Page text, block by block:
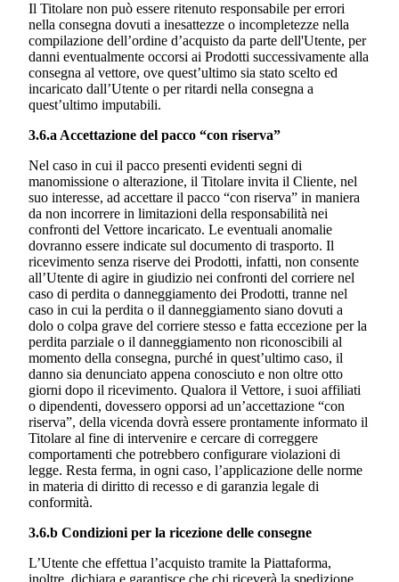
Il Titolare non può essere ritenuto responsabile per errori
nella consegna dovuti a inesattezze o incompletezze nella
compilazione dell’ordine d’acquisto da parte dell'Utente, per
danni eventualmente occorsi ai Prodotti successivamente alla
consegna al vettore, ove quest’ultimo sia stato scelto ed
incaricato dall’Utente o per ritardi nella consegna a
quest’ultimo imputabili.
3.6.a Accettazione del pacco “con riserva”
Nel caso in cui il pacco presenti evidenti segni di
manomissione o alterazione, il Titolare invita il Cliente, nel
suo interesse, ad accettare il pacco “con riserva” in maniera
da non incorrere in limitazioni della responsabilità nei
confronti del Vettore incaricato. Le eventuali anomalie
dovranno essere indicate sul documento di trasporto. Il
ricevimento senza riserve dei Prodotti, infatti, non consente
all’Utente di agire in giudizio nei confronti del corriere nel
caso di perdita o danneggiamento dei Prodotti, tranne nel
caso in cui la perdita o il danneggiamento siano dovuti a
dolo o colpa grave del corriere stesso e fatta eccezione per la
perdita parziale o il danneggiamento non riconoscibili al
momento della consegna, purché in quest’ultimo caso, il
danno sia denunciato appena conosciuto e non oltre otto
giorni dopo il ricevimento. Qualora il Vettore, i suoi affiliati
o dipendenti, dovessero opporsi ad un’accettazione “con
riserva”, della vicenda dovrà essere prontamente informato il
Titolare al fine di intervenire e cercare di correggere
comportamenti che potrebbero configurare violazioni di
legge. Resta ferma, in ogni caso, l’applicazione delle norme
in materia di diritto di recesso e di garanzia legale di
conformità.
3.6.b Condizioni per la ricezione delle consegne
L’Utente che effettua l’acquisto tramite la Piattaforma,